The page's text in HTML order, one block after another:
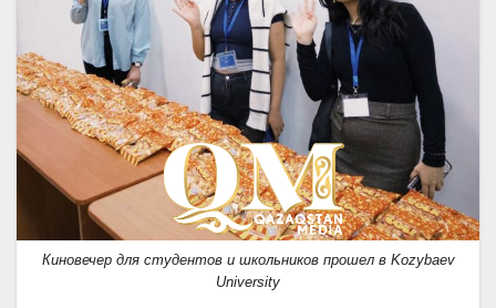
Киновечер для студентов и школьников прошел в Kozybaev
University